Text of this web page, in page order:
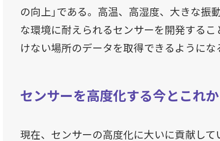
の向上」である。高温、高湿度、大きな振
な環境に耐えられるセンサーを開発する
けない場所のデータを取得できるようにな
センサーを高度化する今とこれ
現在、センサーの高度化に大いに貢献して